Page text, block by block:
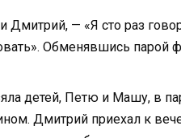
Дмитрий, — «Я сто раз
Обменявшись парой
детей, Петю и Машу, в
Дмитрий приехал к